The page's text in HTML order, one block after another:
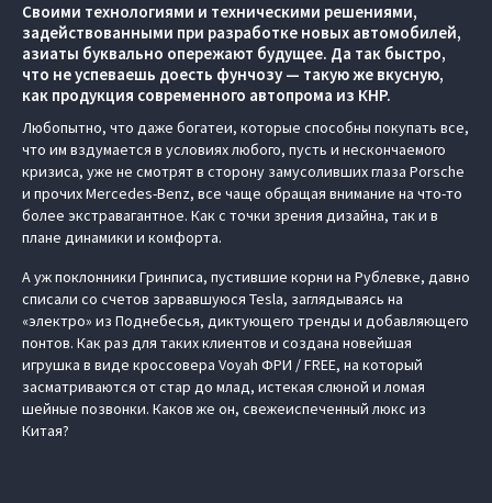
Своими технологиями и техническими решениями,
задействованными при разработке новых автомобилей,
азиаты буквально опережают будущее. Да так быстро,
что не успеваешь доесть фунчозу — такую же вкусную,
как продукция современного автопрома из КНР.
Любопытно, что даже богатеи, которые способны покупать все,
что им вздумается в условиях любого, пусть и нескончаемого
кризиса, уже не смотрят в сторону замусоливших глаза Porsche
и прочих Mercedes-Benz, все чаще обращая внимание на что-то
более экстравагантное. Как с точки зрения дизайна, так и в
плане динамики и комфорта.
А уж поклонники Гринписа, пустившие корни на Рублевке, давно
списали со счетов зарвавшуюся Tesla, заглядываясь на
«электро» из Поднебесья, диктующего тренды и добавляющего
понтов. Как раз для таких клиентов и создана новейшая
игрушка в виде кроссовера Voyah ФРИ / FREE, на который
засматриваются от стар до млад, истекая слюной и ломая
шейные позвонки. Каков же он, свежеиспеченный люкс из
Китая?